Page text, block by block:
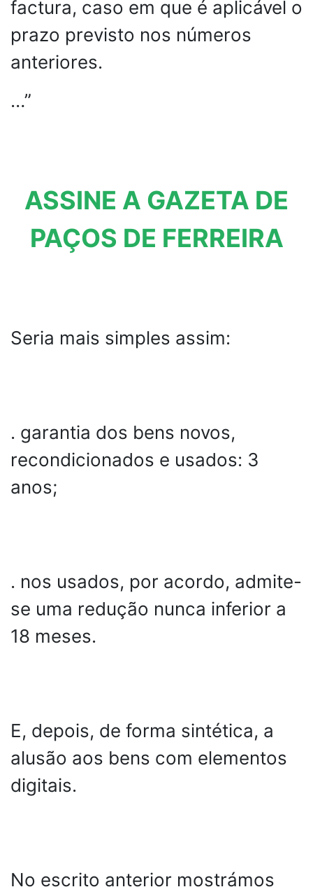
factura, caso em que é aplicável o
prazo previsto nos números
anteriores.
…”
ASSINE A GAZETA DE
PAÇOS DE FERREIRA
Seria mais simples assim:
. garantia dos bens novos,
recondicionados e usados: 3
anos;
. nos usados, por acordo, admite-
se uma redução nunca inferior a
18 meses.
E, depois, de forma sintética, a
alusão aos bens com elementos
digitais.
No escrito anterior mostrámos